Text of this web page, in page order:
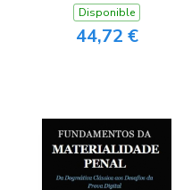
Disponible
44,72 €